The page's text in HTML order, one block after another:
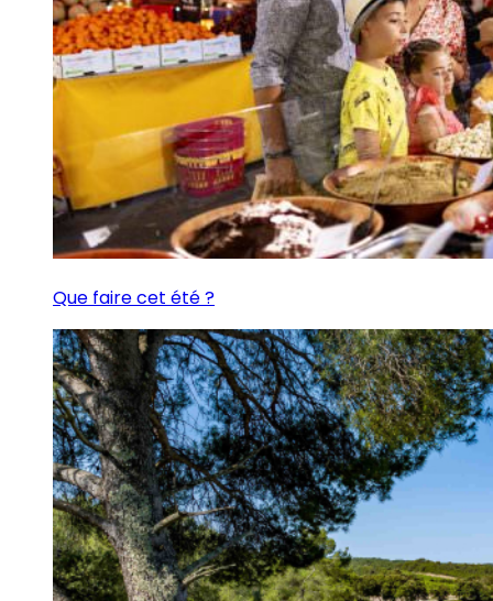
Que faire cet été ?